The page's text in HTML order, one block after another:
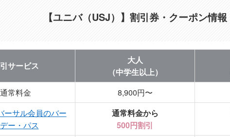
【ユニバ（USJ）】割引券・クーポン情報
サービス
大人
（中学生以上）
通常料金
8,900円〜
ーサル会員のバー
ー・パス
通常料金から
500円割引